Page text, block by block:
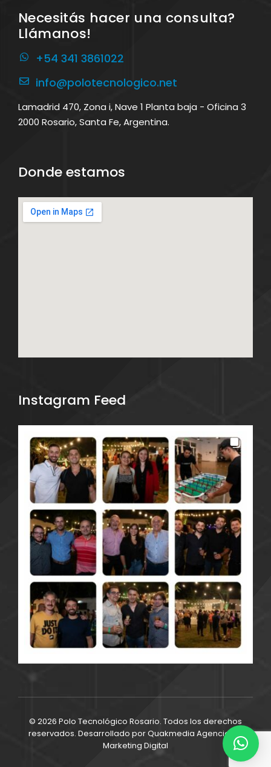
Necesitás hacer una consulta?
Llámanos!
+54 341 3861022
info@polotecnologico.net
Lamadrid 470, Zona i, Nave 1 Planta baja - Oficina 3
2000 Rosario, Santa Fe, Argentina.
Donde estamos
Instagram Feed
© 2026 Polo Tecnológico Rosario. Todos los derechos
reservados. Desarrollado porQuakmedia Agencia de
Marketing Digital